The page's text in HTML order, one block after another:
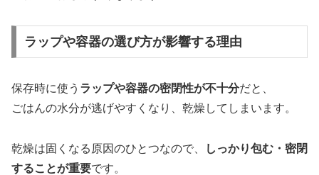
ラップや容器の選び方が影響する理由
保存時に使う ラップや容器の密閉性が不十分だと、
ごはんの水分が逃げやすくなり、乾燥してしまいます。
乾燥は固くなる原因のひとつなので、
しっかり包む・密閉
することが重要です。